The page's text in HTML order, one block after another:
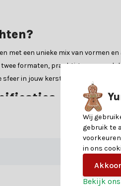
met een unieke mix van vormen
formaten, prachtige
in jouw kerstdecoratie.
van hoogwaardig glas en
Wij
gebruik te
in ons
Bekijk